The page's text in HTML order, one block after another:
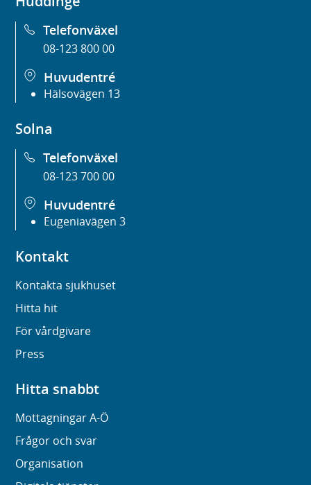
Telefonväxel
08-123 800 00
Huvudentré
Hälsovägen 13
Solna
Telefonväxel
08-123 700 00
Huvudentré
Eugeniavägen 3
Kontakt
Kontakta sjukhuset
Hitta hit
För vårdgivare
Press
Hitta snabbt
Mottagningar A-Ö
Frågor och svar
Organisation